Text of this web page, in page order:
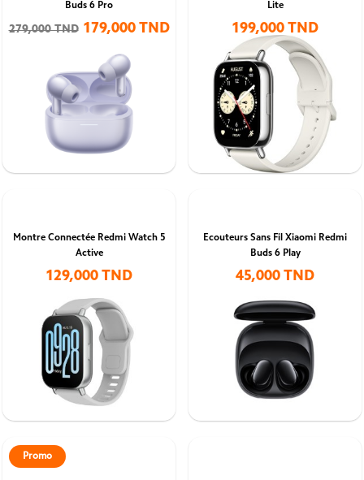
Buds 6 Pro
279,000 TND 179,000 TND
Lite
199,000 TND
Montre Connectée Redmi Watch 5
Active
129,000 TND
Ecouteurs Sans Fil Xiaomi Redmi
Buds 6 Play
45,000 TND
Promo